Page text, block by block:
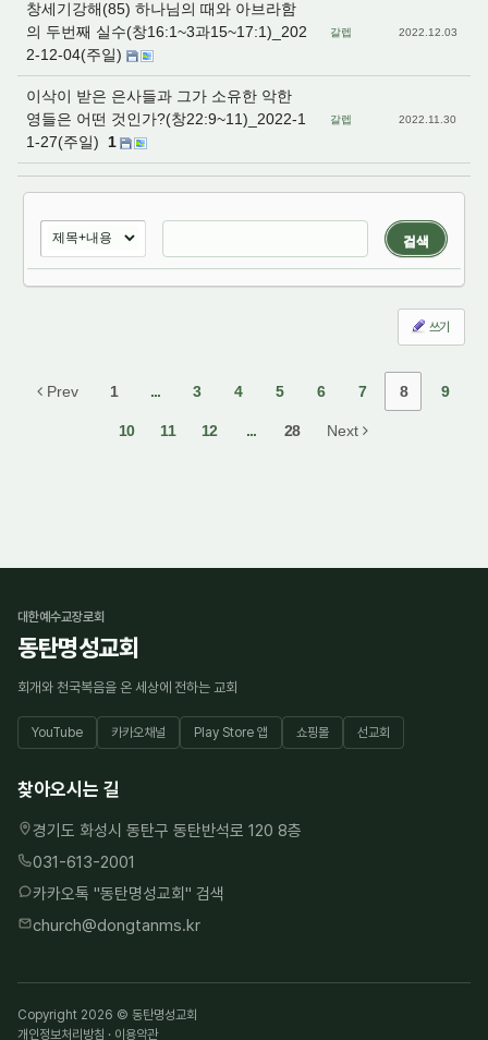
창세기강해(85) 하나님의 때와 아브라함
의 두번째 실수(창16:1~3과15~17:1)_202
2-12-04(주일)
갈렙 2022.12.03
이삭이 받은 은사들과 그가 소유한 악한
영들은 어떤 것인가?(창22:9~11)_2022-1
1-27(주일)
1
갈렙 2022.11.30
검색
쓰기
Prev 1 ... 3 4 5 6 7 8 9
10 11 12 ... 28 Next
대한예수교장로회
동탄명성교회
회개와 천국복음을 온 세상에 전하는 교회
YouTube 카카오채널 Play Store 앱 쇼핑몰 선교회
찾아오시는 길
경기도 화성시 동탄구 동탄반석로 120 8층
031-613-2001
카카오톡 "동탄명성교회" 검색
church@dongtanms.kr
Copyright 2026 © 동탄명성교회
개인정보처리방침 · 이용약관